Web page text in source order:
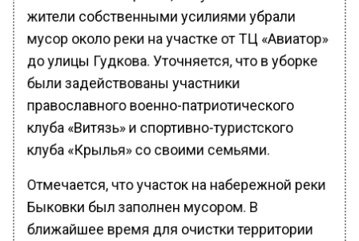
жители собственными усилиями убрали
мусор около реки на участке от ТЦ «Авиатор»
до улицы Гудкова. Уточняется, что в уборке
были задействованы участники
православного военно-патриотического
клуба «Витязь» и спортивно-туристского
клуба «Крылья» со своими семьями.
Отмечается, что участок на набережной реки
Быковки был заполнен мусором. В
ближайшее время для очистки территории